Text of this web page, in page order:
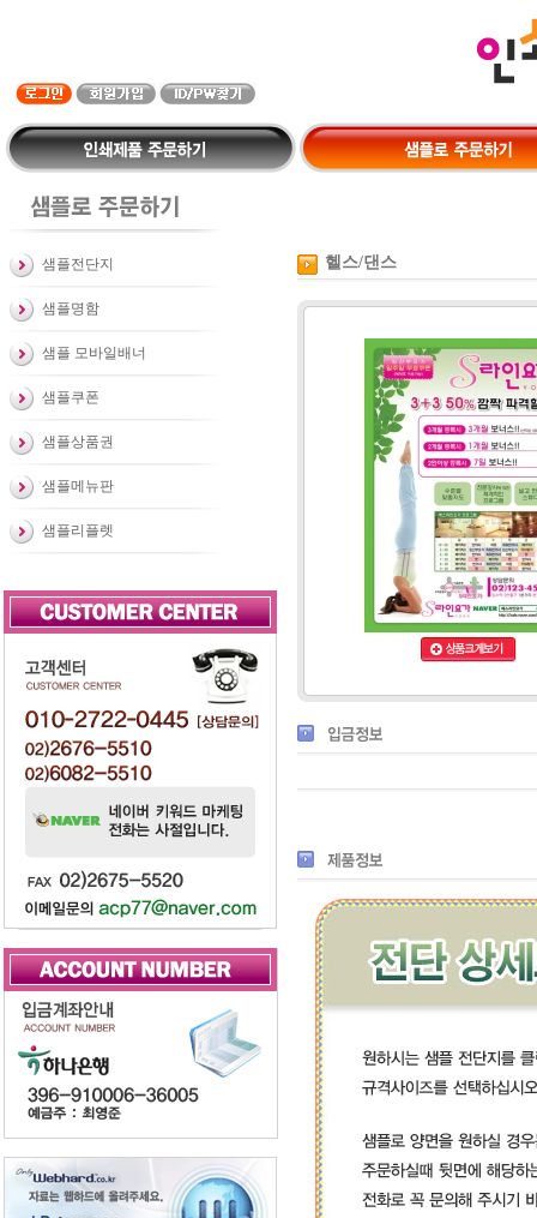
샘플전단지
샘플명함
샘플 모바일배너
샘플쿠폰
샘플상품권
샘플메뉴판
샘플리플렛
헬스/댄스